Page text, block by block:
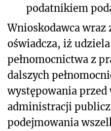
podatnikiem
Wnioskodawca wraz
oświadcza, iż
pełnomocnictwa z
dalszych
występowania
administracji
podejmowania